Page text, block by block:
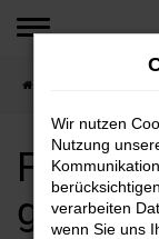
Zum
springen
Ford
Wir nutzen
Nutzung
verarbeiten
wenn Sie uns